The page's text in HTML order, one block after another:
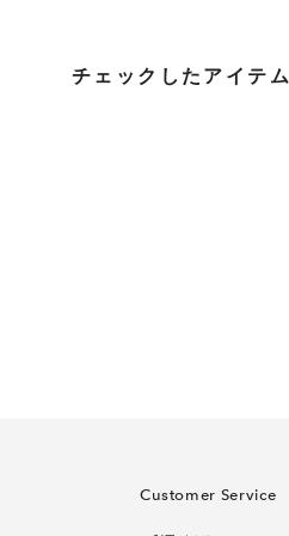
チェックしたアイテム
Customer Service